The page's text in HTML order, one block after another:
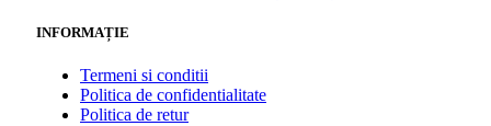
INFORMAȚIE
Termeni si conditii
Politica de confidentialitate
Politica de retur